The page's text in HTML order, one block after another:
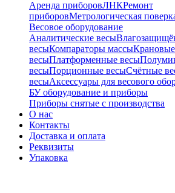
Аренда приборовЛНКРемонт
приборовМетрологическая
Весовое оборудование
Аналитические весы
весыКомпараторы массы
весыПлатформенные весы
весыПорционные весыСчётные
весыАксессуары для весового
БУ оборудование и приборы
Приборы снятые с производства
О нас
Контакты
Доставка и оплата
Реквизиты
Упаковка